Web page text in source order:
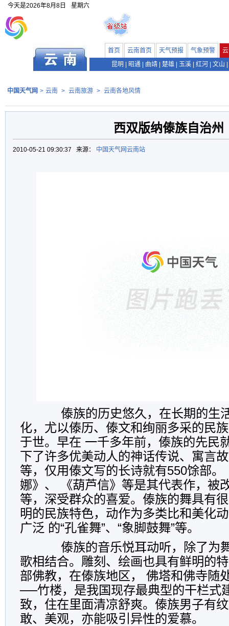
今天是2026年8月8日 星期六
首页 云南首页 天气预报 气象预警
昆明
昭通 曲靖 楚雄 玉溪 红河 文山
中国天气网 > 云南 > 云南旅游 > 云南各地风情
西双版纳傣族自治州
2010-05-21 09:30:37 来源： 中国天气网云南站
傣族的历史悠久，在长期的生
化，尤以傣历、傣文和绚丽多采的民
于世。早在 一千多年前，傣族的先民
下了许多优美动人的神话传说、寓言
等，仅用傣文写的长诗就有550馀部。
娜》、 《葫芦信》等是其代表作，被
等，深受群众的喜爱。傣族的舞具有
明的民族特色，动作为多类比和美化
广泛 的“孔雀舞”、“象脚鼓舞”等。
傣族的音乐悦耳动听，除了为
歌相结合。雕刻、绘画也具有鲜明的
部佛教，在傣族地区， 佛塔和佛寺随
──竹楼，是我国现存最典型的干栏式
致，住在里面清凉舒爽。傣族男子有
敢、美观，亦能吸引异性的爱慕。